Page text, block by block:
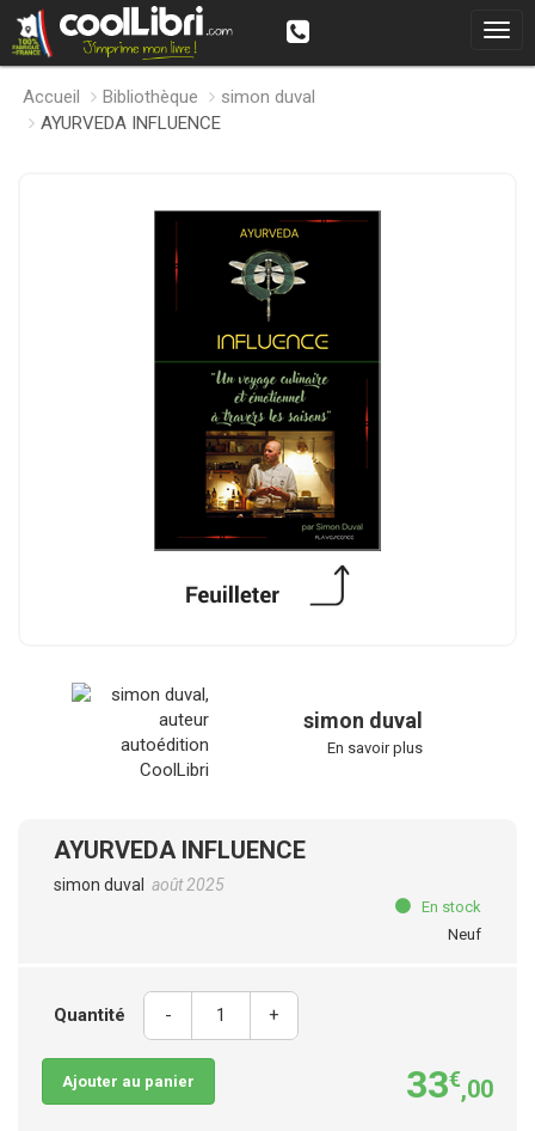
Accueil Bibliothèque
simon duval
AYURVEDA INFLUENCE
simon duval
En savoir plus
AYURVEDA INFLUENCE
simon duval août 2025
En stock
Neuf
Quantité - +
Ajouter au panier 33€,00